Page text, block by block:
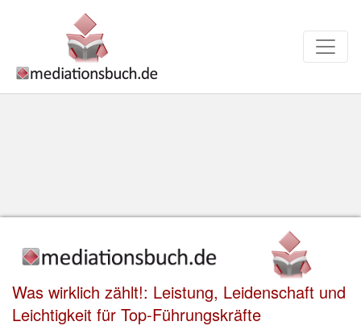
: ltrim(): Passing null to parameter #1 ($string) of
type string is deprecated in
/var/www/buch.mediation.de/wp-
content/plugins/gregs-high-performance-seo/ghpseo.php
Was wirklich zählt!: Leistung, Leidenschaft und
Leichtigkeit für Top-Führungskräfte